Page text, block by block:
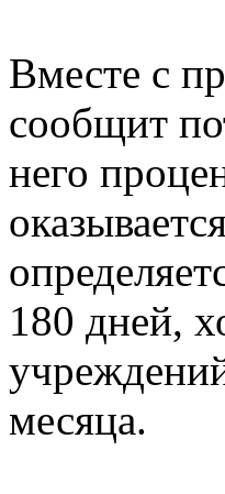
Вместе с
сообщит
него
180 дней,
месяца.